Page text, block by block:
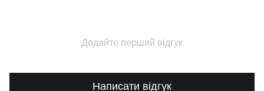
Додайте перший відгук
Написати відгук